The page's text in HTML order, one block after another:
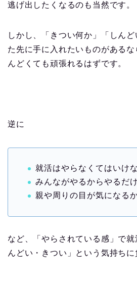
逃げ出したくなるのも当然です。
しかし、「きつい何か」「しん
た先に手に入れたいものがある
んどくても頑張れるはずです。
逆に
就活はやらなくてはいけ
みんながやるからやるだけ
親や周りの目が気になる
など、「やらされている感」で
んどい・きつい」という気持ちに